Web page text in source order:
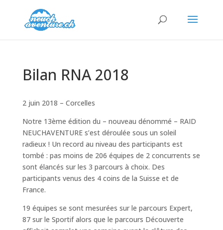
Bilan RNA 2018
2 juin 2018 – Corcelles
Notre 13ème édition du – nouveau dénommé – RAID
NEUCHAVENTURE s’est déroulée sous un soleil
radieux ! Un record au niveau des participants est
tombé : pas moins de 206 équipes de 2 concurrents se
sont élancés sur les 3 parcours à choix. Des
participants venus des 4 coins de la Suisse et de
France.
19 équipes se sont mesurées sur le parcours Expert,
87 sur le Sportif alors que le parcours Découverte